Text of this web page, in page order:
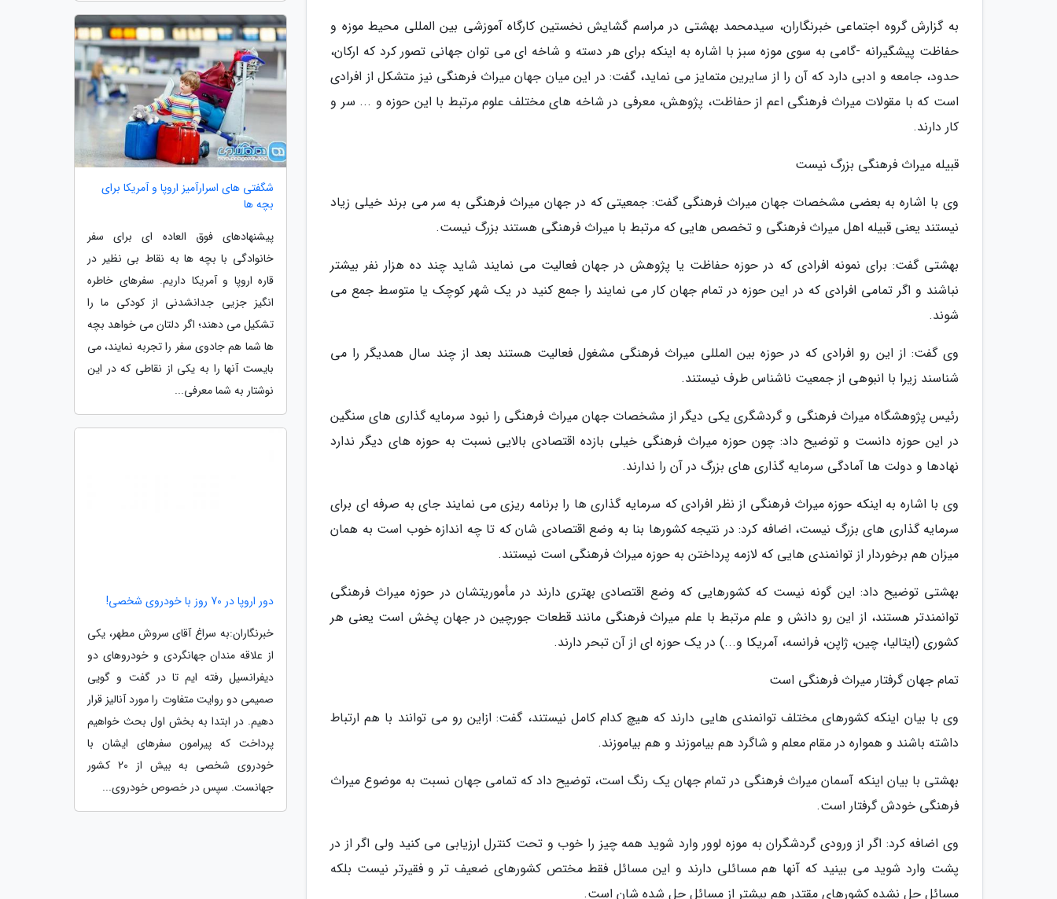
به گزارش گروه اجتماعی خبرنگاران، سیدمحمد بهشتی در مراسم گشایش نخستین کارگاه آموزشی بین المللی محیط موزه و
حفاظت پیشگیرانه -گامی به سوی موزه سبز با اشاره به اینکه برای هر دسته و شاخه ای می توان جهانی تصور کرد که ارکان،
حدود، جامعه و ادبی دارد که آن را از سایرین متمایز می نماید، گفت: در این میان جهان میراث فرهنگی نیز متشکل از افرادی
است که با مقولات میراث فرهنگی اعم از حفاظت، پژوهش، معرفی در شاخه های مختلف علوم مرتبط با این حوزه و ... سر و
کار دارند.
قبیله میراث فرهنگی بزرگ نیست
وی با اشاره به بعضی مشخصات جهان میراث فرهنگی گفت: جمعیتی که در جهان میراث فرهنگی به سر می برند خیلی زیاد
نیستند یعنی قبیله اهل میراث فرهنگی و تخصص هایی که مرتبط با میراث فرهنگی هستند بزرگ نیست.
بهشتی گفت: برای نمونه افرادی که در حوزه حفاظت یا پژوهش در جهان فعالیت می نمایند شاید چند ده هزار نفر بیشتر
نباشند و اگر تمامی افرادی که در این حوزه در تمام جهان کار می نمایند را جمع کنید در یک شهر کوچک یا متوسط جمع می
شوند.
وی گفت: از این رو افرادی که در حوزه بین المللی میراث فرهنگی مشغول فعالیت هستند بعد از چند سال همدیگر را می
شناسند زیرا با انبوهی از جمعیت ناشناس طرف نیستند.
رئیس پژوهشگاه میراث فرهنگی و گردشگری یکی دیگر از مشخصات جهان میراث فرهنگی را نبود سرمایه گذاری های سنگین
در این حوزه دانست و توضیح داد: چون حوزه میراث فرهنگی خیلی بازده اقتصادی بالایی نسبت به حوزه های دیگر ندارد
نهادها و دولت ها آمادگی سرمایه گذاری های بزرگ در آن را ندارند.
وی با اشاره به اینکه حوزه میراث فرهنگی از نظر افرادی که سرمایه گذاری ها را برنامه ریزی می نمایند جای به صرفه ای برای
سرمایه گذاری های بزرگ نیست، اضافه کرد: در نتیجه کشورها بنا به وضع اقتصادی شان که تا چه اندازه خوب است به همان
میزان هم برخوردار از توانمندی هایی که لازمه پرداختن به حوزه میراث فرهنگی است نیستند.
بهشتی توضیح داد: این گونه نیست که کشورهایی که وضع اقتصادی بهتری دارند در مأموریتشان در حوزه میراث فرهنگی
توانمندتر هستند، از این رو دانش و علم مرتبط با علم میراث فرهنگی مانند قطعات جورچین در جهان پخش است یعنی هر
کشوری (ایتالیا، چین، ژاپن، فرانسه، آمریکا و...) در یک حوزه ای از آن تبحر دارند.
تمام جهان گرفتار میراث فرهنگی است
وی با بیان اینکه کشورهای مختلف توانمندی هایی دارند که هیچ کدام کامل نیستند، گفت: ازاین رو می توانند با هم ارتباط
داشته باشند و همواره در مقام معلم و شاگرد هم بیاموزند و هم بیاموزند.
بهشتی با بیان اینکه آسمان میراث فرهنگی در تمام جهان یک رنگ است، توضیح داد که تمامی جهان نسبت به موضوع میراث
فرهنگی خودش گرفتار است.
وی اضافه کرد: اگر از ورودی گردشگران به موزه لوور وارد شوید همه چیز را خوب و تحت کنترل ارزیابی می کنید ولی اگر از در
پشت وارد شوید می بینید که آنها هم مسائلی دارند و این مسائل فقط مختص کشورهای ضعیف تر و فقیرتر نیست بلکه
مسائل حل نشده کشورهای مقتدر هم بیشتر از مسائل حل شده شان است.
شگفتی های اسرارآمیز اروپا و آمریکا برای
بچه ها
پیشنهادهای فوق العاده ای برای سفر
خانوادگی با بچه ها به نقاط بی نظیر در
قاره اروپا و آمریکا داریم. سفرهای خاطره
انگیز جزیی جدانشدنی از کودکی ما را
تشکیل می دهند؛ اگر دلتان می خواهد بچه
ها شما هم جادوی سفر را تجربه نمایند، می
بایست آنها را به یکی از نقاطی که در این
نوشتار به شما معرفی...
دور اروپا در 70 روز با خودروی شخصی!
خبرنگاران:به سراغ آقای سروش مطهر، یکی
از علاقه مندان جهانگردی و خودروهای دو
دیفرانسیل رفته ایم تا در گفت و گویی
صمیمی دو روایت متفاوت را مورد آنالیز قرار
دهیم. در ابتدا به بخش اول بحث خواهیم
پرداخت که پیرامون سفرهای ایشان با
خودروی شخصی به بیش از 20 کشور
جهانست. سپس در خصوص خودروی...